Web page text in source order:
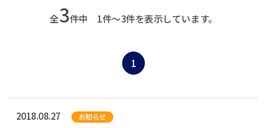
全3件中 1件～3件を表示しています。
1
2018.08.27 お知らせ